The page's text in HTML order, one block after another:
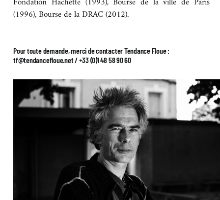
(1996), Bourse de la DRAC (2012).
Pour toute demande, merci de contacter Tendance Floue :
tf@tendancefloue.net / +33 (0)1 48 58 90 60